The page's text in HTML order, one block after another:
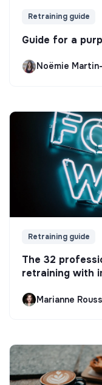
Retraining guide
Guide for a
Noëmie
Retraining guide
The 32
retraining with
Marianne